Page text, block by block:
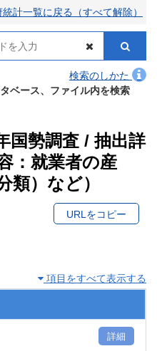
統計一覧に戻る（すべて解除）
検索のしかた
ベース、ファイル内を検索
国勢調査 / 抽出詳
：就業者の産
類）など）
URLをコピー
項目をすべて表示する
詳細